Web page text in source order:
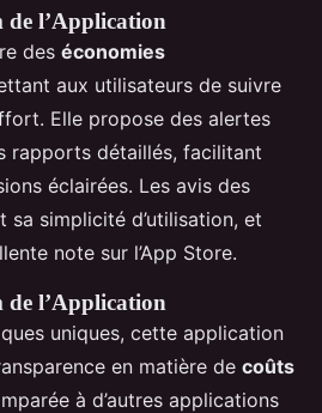
l’Application
des économies
aux utilisateurs de suivre
Elle propose des alertes
rapports détaillés, facilitant
éclairées. Les avis des
sa simplicité d’utilisation, et
note sur l’App Store.
l’Application
uniques, cette application
en matière de coûts
à d’autres applications